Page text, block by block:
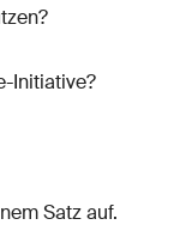
Initiative?
Satz auf.